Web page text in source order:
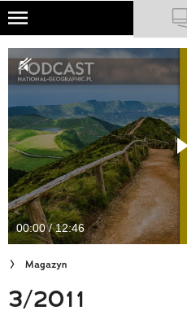
Skip
main
content
NATIONAL GEOGRAPHIC
TRAVELER
PODCASTY
Sklep
Newsletter
Cuda Polski
Wielki Konkurs Fotograficzny
Trendbook Podróżniczy
00:00 / 12:46
Magazyn
3/2011